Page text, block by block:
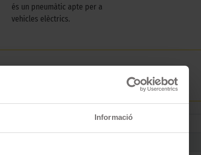
Informació
és un pneumàtic apte per a
vehicles elèctrics.